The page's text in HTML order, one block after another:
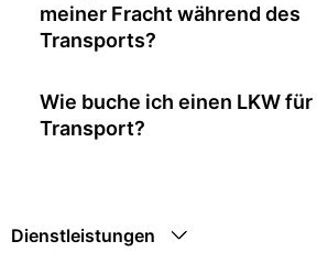
meiner Fracht während des
Transports?
Wie buche ich einen LKW für
Transport?
Dienstleistungen